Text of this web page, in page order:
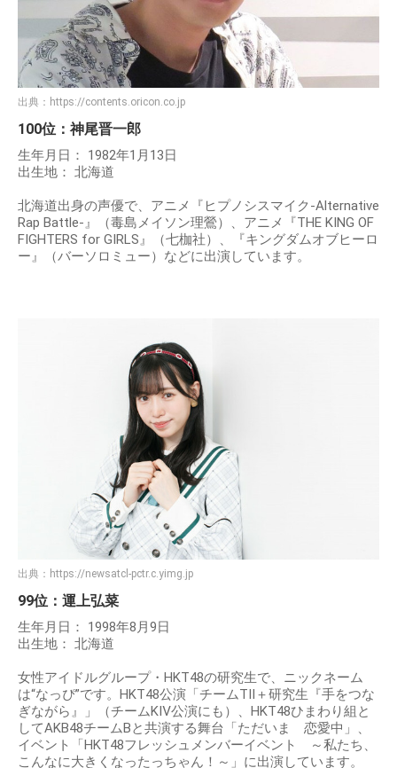
出典： https://contents.oricon.co.jp
100位：神尾晋一郎
生年月日： 1982年1月13日
出生地： 北海道
北海道出身の声優で、アニメ『ヒプノシスマイク-Alternative
Rap Battle-』（毒島メイソン理鶯）、アニメ『THE KING OF
FIGHTERS for GIRLS』（七枷社）、『キングダムオブヒーロ
ー』（バーソロミュー）などに出演しています。
出典： https://newsatcl-pctr.c.yimg.jp
99位：運上弘菜
生年月日： 1998年8月9日
出生地： 北海道
女性アイドルグループ・HKT48の研究生で、ニックネーム
は“なっぴ”です。HKT48公演「チームTⅡ＋研究生『手をつな
ぎながら』」（チームKⅣ公演にも）、HKT48ひまわり組と
してAKB48チームBと共演する舞台「ただいま 恋愛中」、
イベント「HKT48フレッシュメンバーイベント ～私たち、
こんなに大きくなったっちゃん！～」に出演しています。